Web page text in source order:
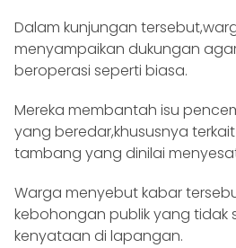
Dalam kunjungan
menyampaikan dukungan
beroperasi seperti biasa.
Mereka membantah isu
yang beredar,khususnya
tambang yang dinilai
Warga menyebut kabar
kebohongan publik yang tidak
kenyataan di lapangan.